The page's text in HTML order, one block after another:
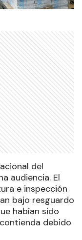
del
audiencia. El
e inspección
bajo resguardo
habían sido
debido